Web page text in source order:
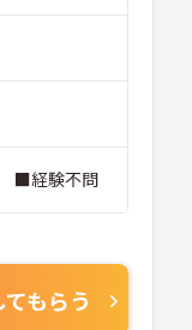
■経験不問
もらう